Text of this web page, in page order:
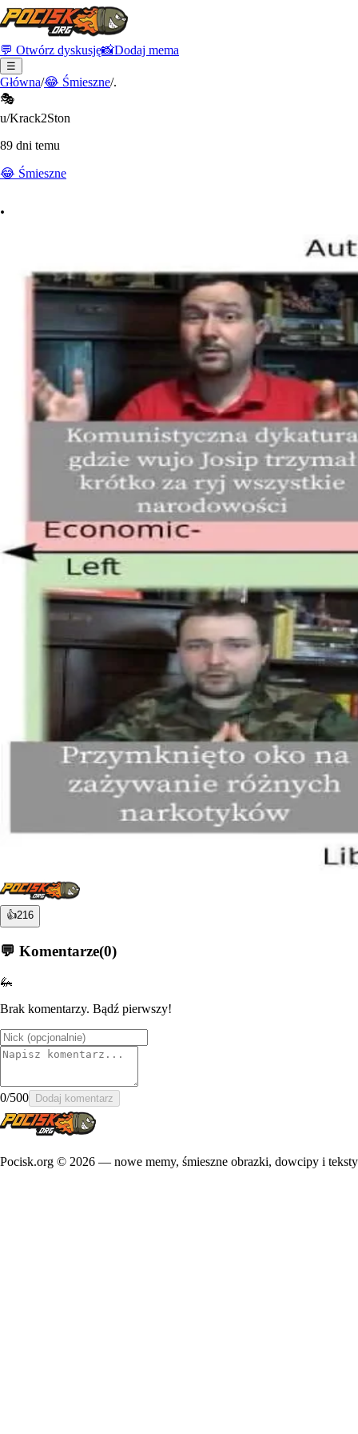
💬 Otwórz dyskusję📸Dodaj mema
☰
Główna/😂 Śmieszne/.
🎭
u/Krack2Ston
89 dni temu
😂 Śmieszne
.
👍216
💬 Komentarze(0)
🦗
Brak komentarzy. Bądź pierwszy!
0/500 Dodaj komentarz
Pocisk.org © 2026 — nowe memy, śmieszne obrazki, dowcipy i teksty